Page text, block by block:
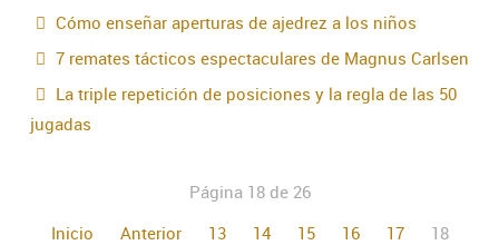
Cómo enseñar aperturas de ajedrez a los niños
7 remates tácticos espectaculares de Magnus Carlsen
La triple repetición de posiciones y la regla de las 50
jugadas
Página 18 de 26
Inicio
Anterior 13 14 15 16 17
18